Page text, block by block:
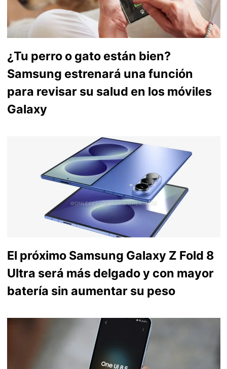
¿Tu perro o gato están bien?
Samsung estrenará una función
para revisar su salud en los móviles
Galaxy
El próximo Samsung Galaxy Z Fold 8
Ultra será más delgado y con mayor
batería sin aumentar su peso